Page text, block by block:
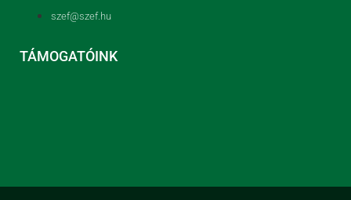
szef@szef.hu
TÁMOGATÓINK